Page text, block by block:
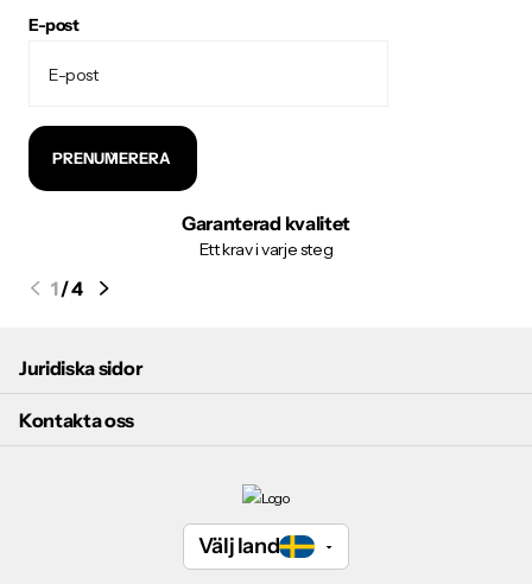
E-post
PRENUMERERA
Garanterad kvalitet
Ett krav i varje steg
1/4
Juridiska sidor
Kontakta oss
Välj land